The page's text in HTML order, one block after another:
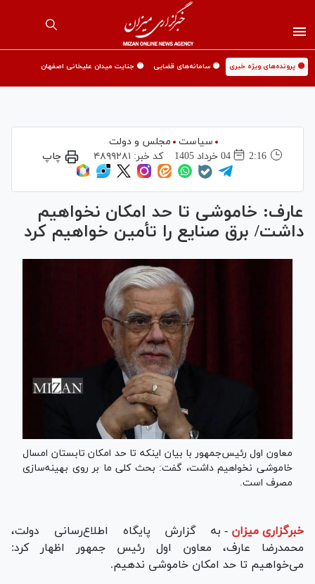
🟡 پرونده‌های ویژه خبری 🟡 سامانه‌های قضایی 🟡 جنایت میدان علیخانی اصفهان
سیاست
مجلس و دولت
2:16
04 خرداد 1405 کد خبر: ۴۸۹۹۲۸۱ چاپ
عارف: خاموشی تا حد امکان نخواهیم
داشت/ برق صنایع را تأمین خواهیم کرد
معاون اول رئیس‌جمهور با بیان اینکه تا حد امکان تابستان امسال
خاموشی نخواهیم داشت، گفت: بحث کلی ما بر روی بهینه‌سازی
مصرف است.
خبرگزاری میزان - به گزارش پایگاه اطلاع‌رسانی دولت،
محمدرضا عارف، معاون اول رئیس جمهور اظهار کرد:
می‌خواهیم تا حد امکان خاموشی ندهیم.